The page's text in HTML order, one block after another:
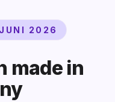
2026
made in